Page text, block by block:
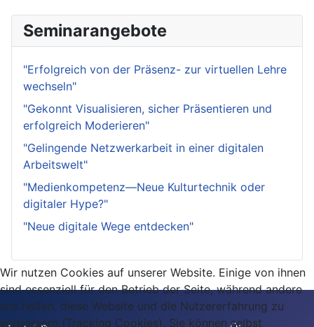
Seminarangebote
"Erfolgreich von der Präsenz- zur virtuellen Lehre
wechseln"
"Gekonnt Visualisieren, sicher Präsentieren und
erfolgreich Moderieren"
"Gelingende Netzwerkarbeit in einer digitalen
Arbeitswelt"
"Medienkompetenz—Neue Kulturtechnik oder
digitaler Hype?"
"Neue digitale Wege entdecken"
Wir nutzen Cookies auf unserer Website. Einige von ihnen
sind essenziell für den Betrieb der Seite, während andere
uns helfen, diese Website und die Nutzererfahrung zu
verbessern (Tracking Cookies). Sie können selbst